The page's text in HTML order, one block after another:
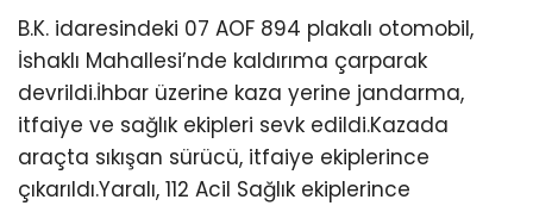
B.K. idaresindeki 07 AOF 894 plakalı otomobil,
İshaklı Mahallesi’nde kaldırıma çarparak
devrildi.İhbar üzerine kaza yerine jandarma,
itfaiye ve sağlık ekipleri sevk edildi.Kazada
araçta sıkışan sürücü, itfaiye ekiplerince
çıkarıldı.Yaralı, 112 Acil Sağlık ekiplerince